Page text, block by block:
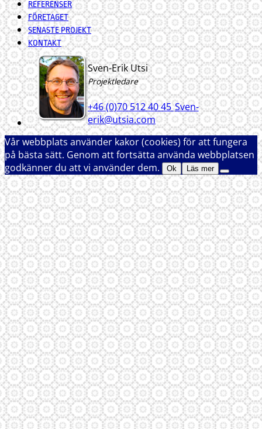
REFERENSER
FÖRETAGET
SENASTE PROJEKT
KONTAKT
Sven-Erik Utsi
Projektledare
+46 (0)70 512 40 45 Sven-
erik@utsia.com
Vår webbplats använder kakor (cookies) för att fungera
på bästa sätt. Genom att fortsätta använda webbplatsen
godkänner du att vi använder dem.
Ok Läs mer